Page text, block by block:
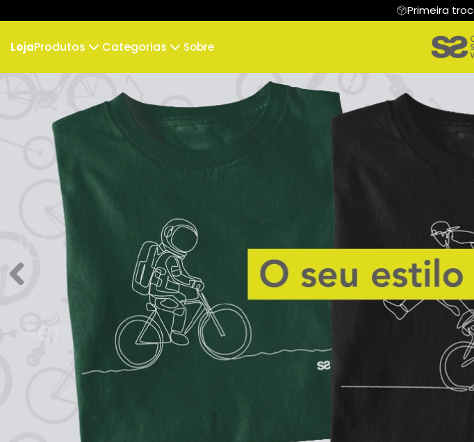
Primeira
LojaProdutos
Camiseta Infantil
Categorias
Vibrantes
Clube Santuu Luana Iwanow
Sobre